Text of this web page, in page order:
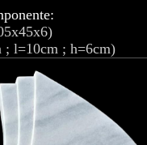
; l=10cm ; h=6cm)